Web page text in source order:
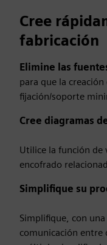
Cree
fabricación
Elimine las
para que la
fijación/soporte
Cree diagramas
Utilice la función de
encofrado
Simplifique su
Simplifique, con
comunicación entre